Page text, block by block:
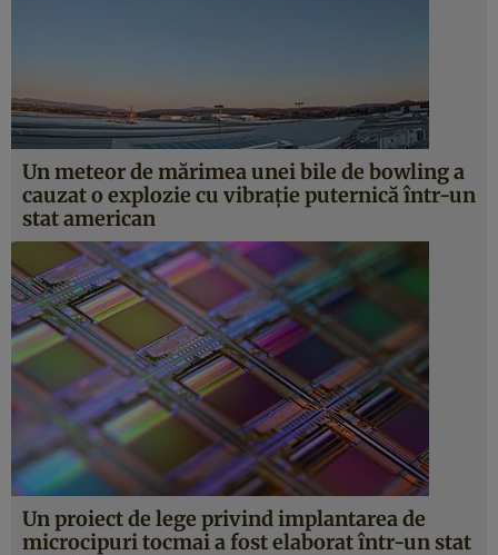
Un meteor de mărimea unei bile de bowling a
cauzat o explozie cu vibrație puternică într-un
stat american
Un proiect de lege privind implantarea de
microcipuri tocmai a fost elaborat într-un stat